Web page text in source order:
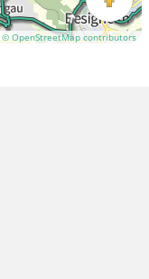
© OpenStreetMap contributors